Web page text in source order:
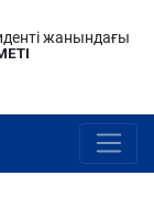
жанындағы